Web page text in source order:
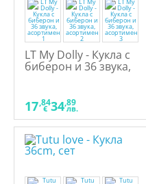
LT My Dolly - Кукла с
биберон и 36 звука,
асортимент
17,84
€ 34,89
лв.